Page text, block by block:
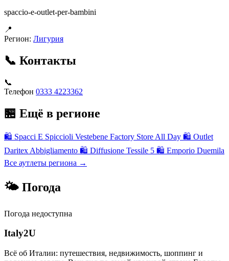
spaccio-e-outlet-per-bambini
📍
Регион: Лигурия
📞 Контакты
📞
Телефон 0333 4223362
🏪 Ещё в регионе
🛍 Spacci E Spiccioli Vestebene Factory Store All Day 🛍 Outlet
Daritex Abbigliamento 🛍 Diffusione Tessile 5 🛍 Emporio Duemila
Все аутлеты региона →
🌤 Погода
Погода недоступна
Italy2U
Всё об Италии: путешествия, недвижимость, шоппинг и